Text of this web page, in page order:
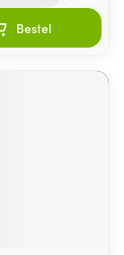
Bestel